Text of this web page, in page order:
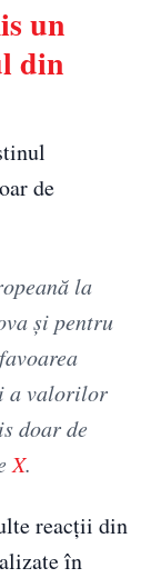
un
din
de
la
și pentru
a valorilor
doar de
X.
reacții din
în